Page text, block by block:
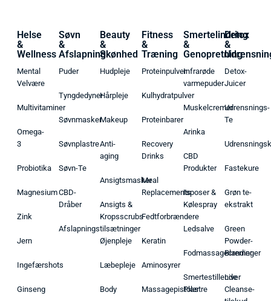
Helse
&
Wellness
Mental
Velvære
Multivitaminer
Omega-
3
Probiotika
Magnesium
Zink
Jern
Ingefærshots
Ginseng
Søvn
&
Afslapning
Puder
Tyngdedyner
Søvnmasker
Søvnplastre
Søvn-Te
CBD-
Dråber
Afslapningstilsætninger
Beauty
&
Skønhed
Hudpleje
Hårpleje
Makeup
Anti-
aging
Ansigtsmasker
Ansigts &
Kropsscrubs
Øjenpleje
Læbepleje
Body
Fitness
&
Træning
Proteinpulver
Kulhydratpulver
Proteinbarer
Recovery
Drinks
Meal
Replacements
Fedtforbrændere
Keratin
Aminosyrer
Massagepistoler
Smertelindring
&
Genopretning
Infrarøde
varmepuder
Muskelcremer
Arinka
CBD
Produkter
Isposer &
Kølespray
Ledsalve
Fodmassagecremer
Smertestillende
Plastre
Detox
&
Detox-
Juicer
Udrensnings-
Te
Fastekure
Grøn te-
ekstrakt
Green
Powder-
Blandinger
Liver
Cleanse-